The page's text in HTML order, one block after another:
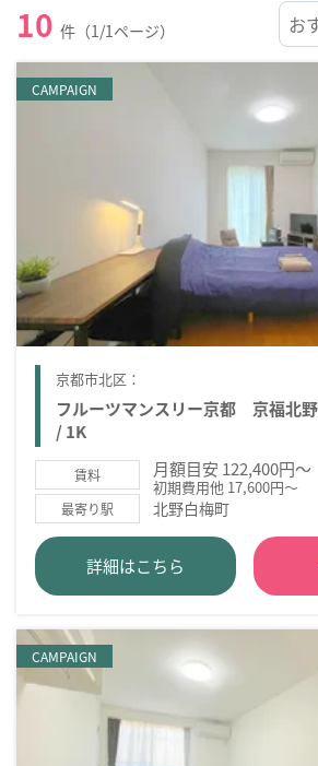
10 件（1/1ページ）
CAMPAIGN
京都市北区：
フルーツマンスリー京都 京福北
/ 1K
賃料 月額目安 122,400円～
初期費用他 17,600円～
最寄り駅 北野白梅町
詳細はこちら
CAMPAIGN